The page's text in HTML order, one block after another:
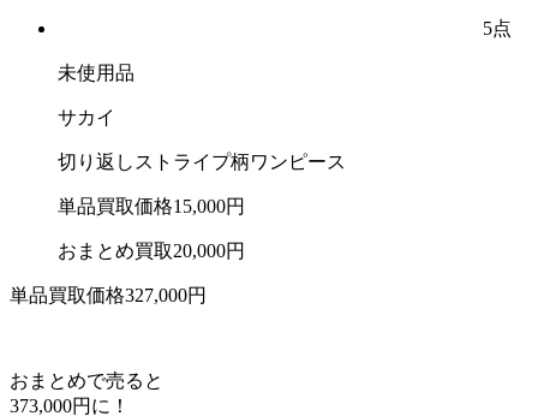
5点
未使用品
サカイ
切り返しストライプ柄ワンピース
単品買取価格15,000円
おまとめ買取20,000円
単品買取価格327,000円
おまとめで売ると
373,000円に！